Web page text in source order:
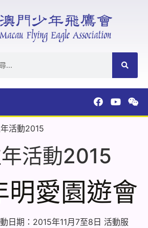
活動2015
活動2015
明愛園遊會
日期：2015年11月7至8日 活動服